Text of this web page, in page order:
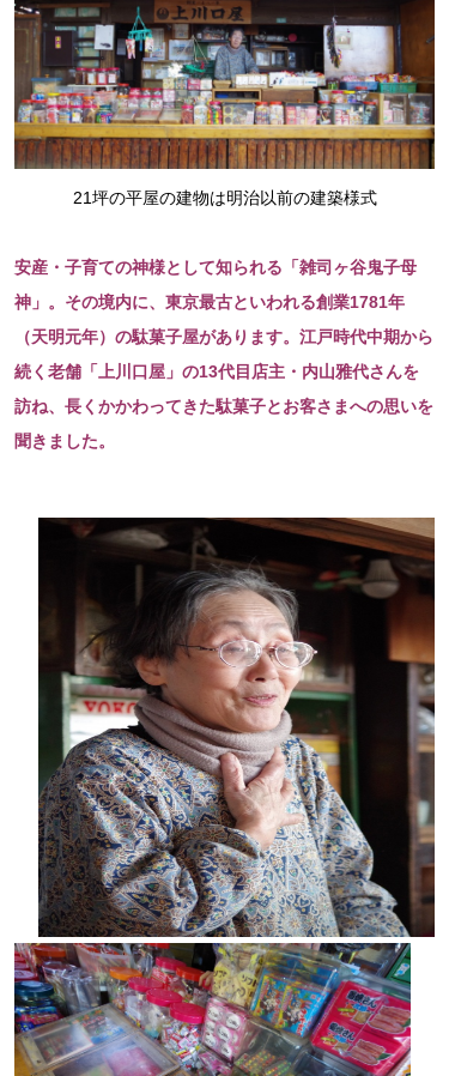
21坪の平屋の建物は明治以前の建築様式
安産・子育ての神様として知られる「雑司ヶ谷鬼子母
神」。その境内に、東京最古といわれる創業1781年
（天明元年）の駄菓子屋があります。江戸時代中期から
続く老舗「上川口屋」の13代目店主・内山雅代さんを
訪ね、長くかかわってきた駄菓子とお客さまへの思いを
聞きました。